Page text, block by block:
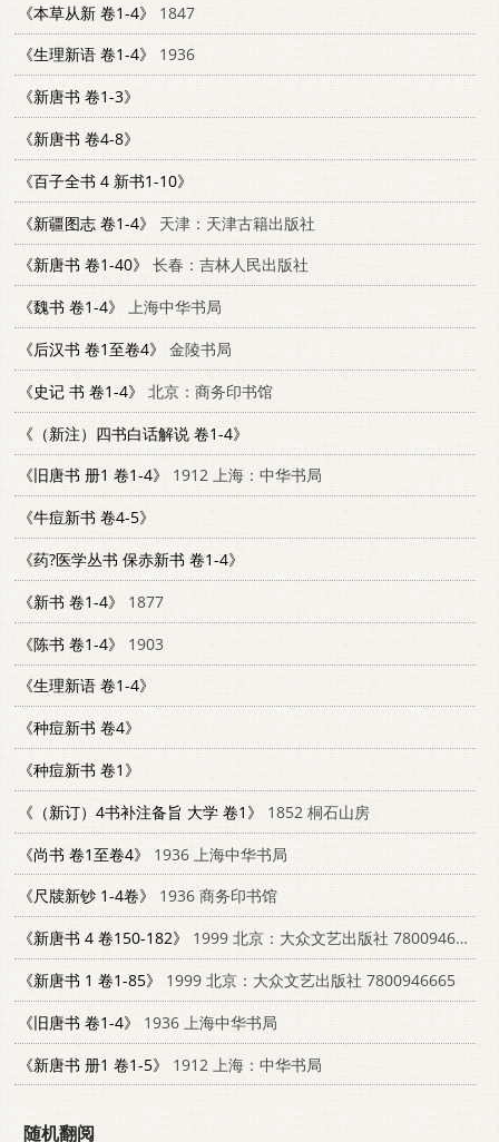
《本草从新 卷1-4》
1847
《生理新语 卷1-4》
1936
《新唐书 卷1-3》
《新唐书 卷4-8》
《百子全书 4 新书1-10》
《新疆图志 卷1-4》
天津：天津古籍出版社
《新唐书 卷1-40》
长春：吉林人民出版社
《魏书 卷1-4》
上海中华书局
《后汉书 卷1至卷4》
金陵书局
《史记 书 卷1-4》
北京：商务印书馆
《（新注）四书白话解说 卷1-4》
《旧唐书 册1 卷1-4》
1912 上海：中华书局
《牛痘新书 卷4-5》
《药?医学丛书 保赤新书 卷1-4》
《新书 卷1-4》
1877
《陈书 卷1-4》
1903
《生理新语 卷1-4》
《种痘新书 卷4》
《种痘新书 卷1》
《（新订）4书补注备旨 大学 卷1》
1852 桐石山房
《尚书 卷1至卷4》
1936 上海中华书局
《尺牍新钞 1-4卷》
1936 商务印书馆
《新唐书 4 卷150-182》
1999 北京：大众文艺出版社 7800946665
《新唐书 1 卷1-85》
1999 北京：大众文艺出版社 7800946665
《旧唐书 卷1-4》
1936 上海中华书局
《新唐书 册1 卷1-5》
1912 上海：中华书局
随机翻阅